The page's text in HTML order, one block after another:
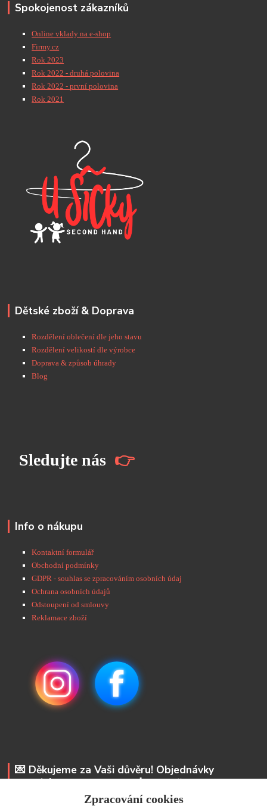
Spokojenost zákazníků
Online vklady na e-shop
Firmy.cz
Rok 2023
Rok 2022 - druhá polovina
Rok 2022 - první polovina
Rok 2021
Dětské zboží & Doprava
Rozdělení oblečení dle jeho stavu
Rozdělení velikostí dle výrobce
Doprava & způsob úhrady
Blog
Sledujte nás 👉
Info o nákupu
Kontaktní formulář
Obchodní podmínky
GDPR - souhlas se zpracováním osobních údaj
Ochrana osobních údajů
Odstoupení od smlouvy
Reklamace zboží
💌 Děkujeme za Vaši důvěru! Objednávky
odesíláme do 48 hodin. 📩 Na vaše e-maily
odpovíme do 24 hodin.Zpracování cookies